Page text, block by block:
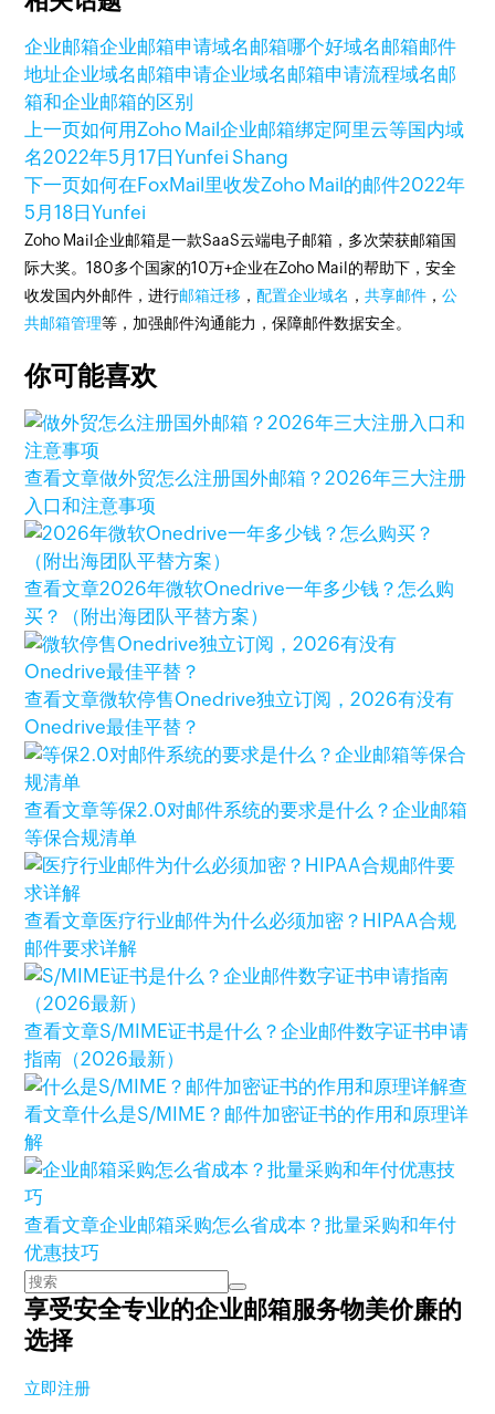
企业邮箱企业邮箱申请域名邮箱哪个好域名邮箱邮件
地址企业域名邮箱申请企业域名邮箱申请流程域名邮
箱和企业邮箱的区别
上一页如何用Zoho Mail企业邮箱绑定阿里云等国内域
名2022年5月17日Yunfei Shang
下一页如何在FoxMail里收发Zoho Mail的邮件2022年
5月18日Yunfei
Zoho Mail企业邮箱是一款SaaS云端电子邮箱，多次荣获邮箱国
际大奖。180多个国家的10万+企业在Zoho Mail的帮助下，安全
收发国内外邮件，进行邮箱迁移 ，配置企业域名 ，共享邮件 ，公
共邮箱管理等，加强邮件沟通能力，保障邮件数据安全。
你可能喜欢
查看文章做外贸怎么注册国外邮箱？2026年三大注册
入口和注意事项
查看文章2026年微软Onedrive一年多少钱？怎么购
买？（附出海团队平替方案）
查看文章微软停售Onedrive独立订阅，2026有没有
Onedrive最佳平替？
查看文章等保2.0对邮件系统的要求是什么？企业邮箱
等保合规清单
查看文章医疗行业邮件为什么必须加密？HIPAA合规
邮件要求详解
查看文章S/MIME证书是什么？企业邮件数字证书申请
指南（2026最新）
查
看文章什么是S/MIME？邮件加密证书的作用和原理详
解
查看文章企业邮箱采购怎么省成本？批量采购和年付
优惠技巧
享受安全专业的企业邮箱服务物美价廉的
选择
立即注册